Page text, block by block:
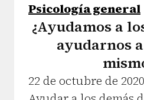
Psicología general
¿Ayudamos a
ayudarnos
22 de octubre de 2020